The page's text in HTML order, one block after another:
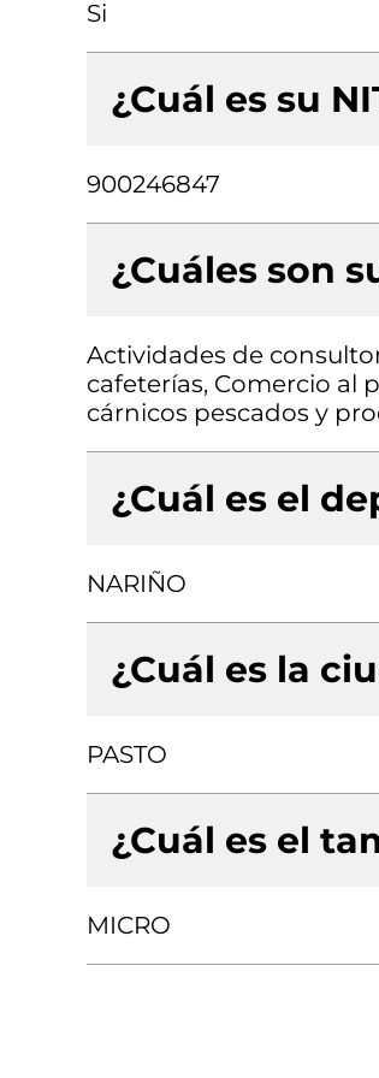
Si
¿Cuál es su
900246847
¿Cuáles son
Actividades de
cafeterías, Comercio al
cárnicos pescados y
¿Cuál es el
NARIÑO
¿Cuál es la
PASTO
¿Cuál es el
MICRO